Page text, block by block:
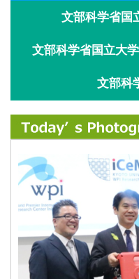
文部科学省国
文部科学省国立大
文部科